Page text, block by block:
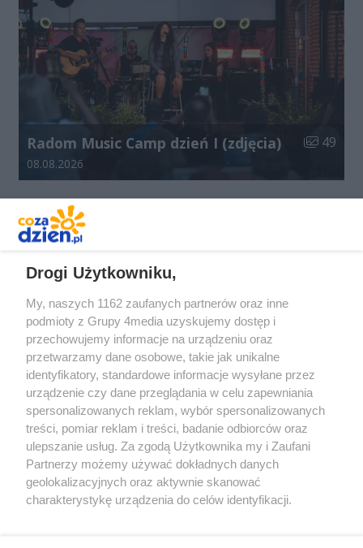
Radom Music Camp dzień I (zdjęcia) Liczba
49
Data dodania galerii:
08.08.2026
Redakcja Reklama Prywatność
Praca Łódź
the:protocol
Drogi Użytkowniku,
My, naszych 1162 zaufanych partnerów oraz inne
podmioty z Grupy 4media uzyskujemy dostęp i
przechowujemy informacje na urządzeniu oraz
przetwarzamy dane osobowe, takie jak unikalne
identyfikatory, standardowe informacje wysyłane przez
urządzenie czy dane przeglądania w celu zapewniania
spersonalizowanych reklam, wybór spersonalizowanych
treści, pomiar reklam i treści, badanie odbiorców oraz
ulepszanie usług. Za zgodą Użytkownika my i Zaufani
Partnerzy możemy używać dokładnych danych
geolokalizacyjnych oraz aktywnie skanować
charakterystykę urządzenia do celów identyfikacji.